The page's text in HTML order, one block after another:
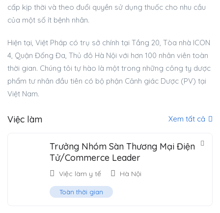
cấp kịp thời và theo đuổi quyền sử dụng thuốc cho nhu cầu
của một số ít bệnh nhân.
Hiện tại, Việt Pháp có trụ sở chính tại Tầng 20, Tòa nhà ICON
4, Quận Đống Đa, Thủ đô Hà Nội với hơn 100 nhân viên toàn
thời gian. Chúng tôi tự hào là một trong những công ty dược
phẩm tư nhân đầu tiên có bộ phận Cảnh giác Dược (PV) tại
Việt Nam.
Việc làm Xem tất cả
Trưởng Nhóm Sàn Thương Mại Điện
Tử/Commerce Leader
Việc làm y tế Hà Nội
Toàn thời gian